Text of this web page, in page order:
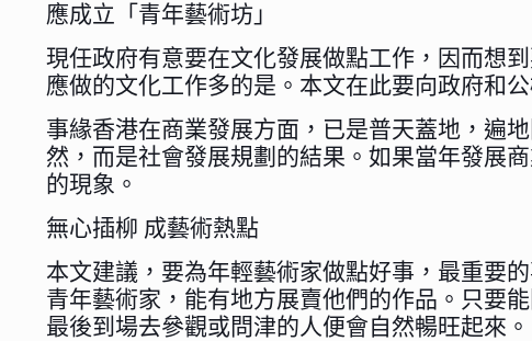
應成立「青年藝術坊」
現任政府有意要在文化發展做點工作，因而想
應做的文化工作多的是。本文在此要向政府和
事緣香港在商業發展方面，已是普天蓋地，遍
然，而是社會發展規劃的結果。如果當年發展
的現象。
無心插柳 成藝術熱點
本文建議，要為年輕藝術家做點好事，最重要
青年藝術家，能有地方展賣他們的作品。只要
最後到場去參觀或問津的人便會自然暢旺起來。